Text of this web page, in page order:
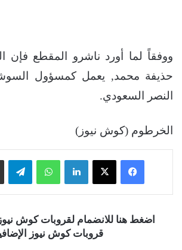
ووفقاً لما أورد ناشرو المقطع فإن
حذيفة محمد, يعمل كمسؤول
النصر السعودي.
الخرطوم (كوش نيوز)
فيسبوك ‫X لينكدإن واتساب تيلقرام
اضغط هنا للانضمام لقروبات كوش
قروبات كوش نيوز